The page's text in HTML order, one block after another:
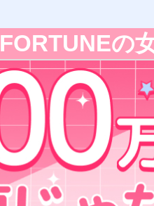
FORTUNEの